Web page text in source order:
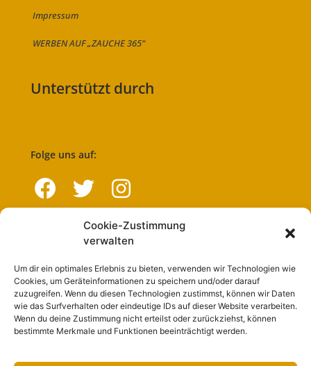
Cookie-Zustimmung
verwalten
Um dir ein optimales Erlebnis zu bieten, verwenden wir Technologien wie
Cookies, um Geräteinformationen zu speichern und/oder darauf
zuzugreifen. Wenn du diesen Technologien zustimmst, können wir Daten
wie das Surfverhalten oder eindeutige IDs auf dieser Website verarbeiten.
Wenn du deine Zustimmung nicht erteilst oder zurückziehst, können
bestimmte Merkmale und Funktionen beeinträchtigt werden.
Impressum
WERBEN AUF „ZAUCHE 365“
Unterstützt durch
Folge uns auf:
Navigation
Start
Nutzungsbedingungen
Abo